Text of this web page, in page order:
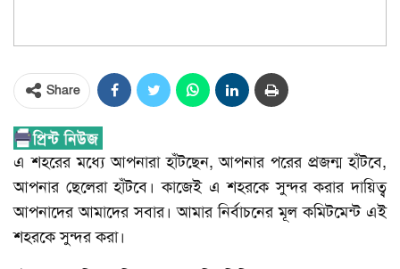
Share
এ শহরের মধ্যে আপনারা হাঁটছেন, আপনার পরের প্রজন্ম হাঁটবে,
আপনার ছেলেরা হাঁটবে। কাজেই এ শহরকে সুন্দর করার দায়িত্ব
আপনাদের আমাদের সবার। আমার নির্বাচনের মূল কমিটমেন্ট এই
শহরকে সুন্দর করা।